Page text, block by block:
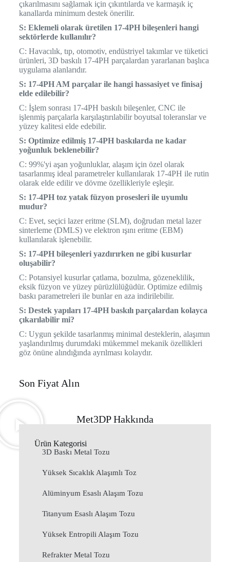
çıkarılmasını sağlamak için çıkıntılarda ve karmaşık iç
kanallarda minimum destek önerilir.
S: Eklemeli olarak üretilen 17-4PH bileşenleri hangi
sektörlerde kullanılır?
C: Havacılık, tıp, otomotiv, endüstriyel takımlar ve tüketici
ürünleri, 3D baskılı 17-4PH parçalardan yararlanan başlıca
uygulama alanlarıdır.
S: 17-4PH AM parçalar ile hangi hassasiyet ve finisaj
elde edilebilir?
C: İşlem sonrası 17-4PH baskılı bileşenler, CNC ile
işlenmiş parçalarla karşılaştırılabilir boyutsal toleranslar ve
yüzey kalitesi elde edebilir.
S: Optimize edilmiş 17-4PH baskılarda ne kadar
yoğunluk beklenebilir?
C: 99%'yi aşan yoğunluklar, alaşım için özel olarak
tasarlanmış ideal parametreler kullanılarak 17-4PH ile rutin
olarak elde edilir ve dövme özellikleriyle eşleşir.
S: 17-4PH toz yatak füzyon prosesleri ile uyumlu
mudur?
C: Evet, seçici lazer eritme (SLM), doğrudan metal lazer
sinterleme (DMLS) ve elektron ışını eritme (EBM)
kullanılarak işlenebilir.
S: 17-4PH bileşenleri yazdırırken ne gibi kusurlar
oluşabilir?
C: Potansiyel kusurlar çatlama, bozulma, gözeneklilik,
eksik füzyon ve yüzey pürüzlülüğüdür. Optimize edilmiş
baskı parametreleri ile bunlar en aza indirilebilir.
S: Destek yapıları 17-4PH baskılı parçalardan kolayca
çıkarılabilir mi?
C: Uygun şekilde tasarlanmış minimal desteklerin, alaşımın
yaşlandırılmış durumdaki mükemmel mekanik özellikleri
göz önüne alındığında ayrılması kolaydır.
Son Fiyat Alın
Met3DP Hakkında
Ürün Kategorisi
3D Baskı Metal Tozu
Yüksek Sıcaklık Alaşımlı Toz
Alüminyum Esaslı Alaşım Tozu
Titanyum Esaslı Alaşım Tozu
Yüksek Entropili Alaşım Tozu
Refrakter Metal Tozu